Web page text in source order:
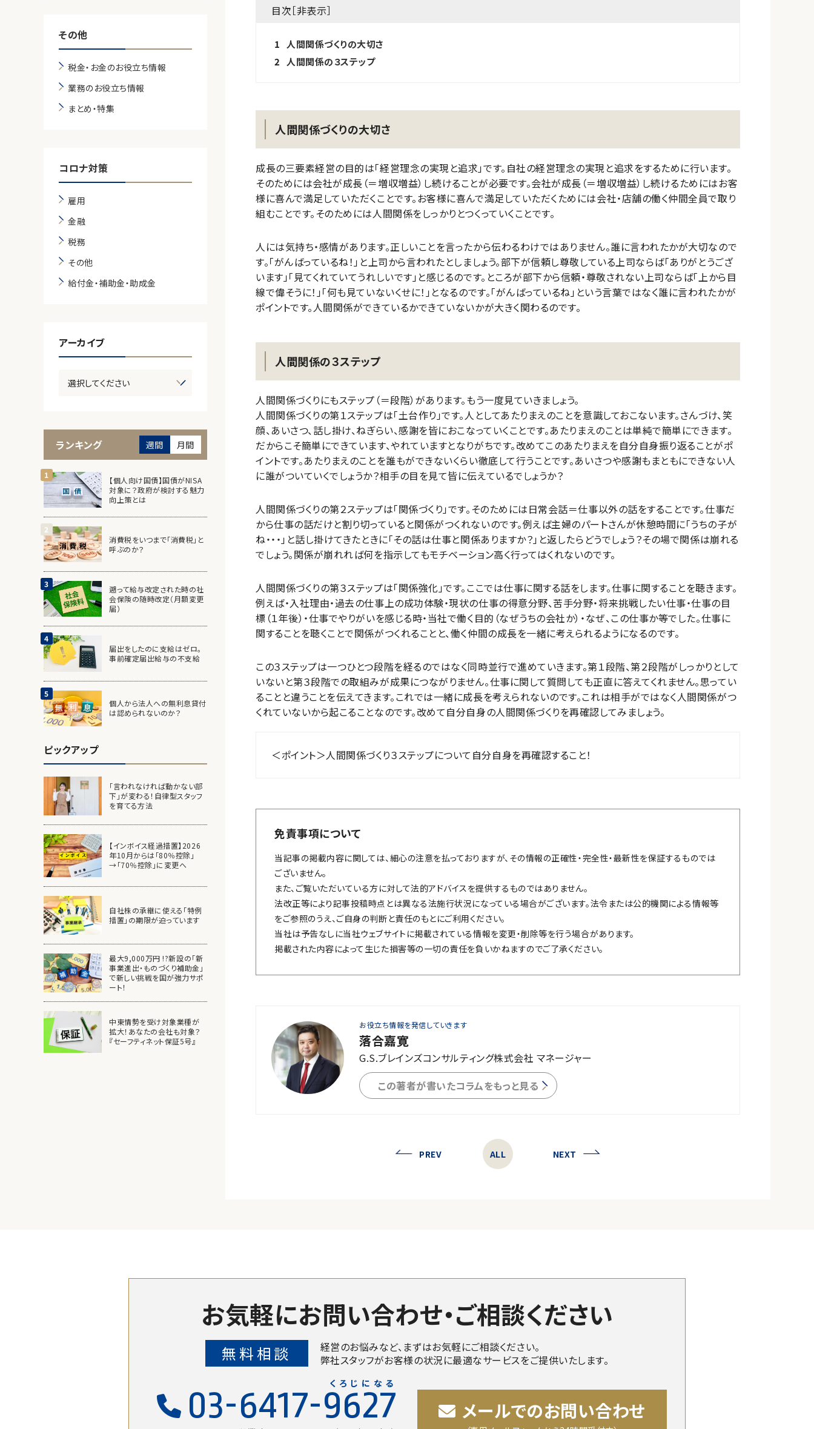
目次［非表示］
1
人間関係づくりの大切さ
2
人間関係の３ステップ
人間関係づくりの大切さ
成長の三要素経営の目的は「経営理念の実現と追求」です。自社の経営理念の実現と追求をするために行います。
そのためには会社が成長（＝増収増益）し続けることが必要です。会社が成長（＝増収増益）し続けるためにはお客
様に喜んで満足していただくことです。お客様に喜んで満足していただくためには会社・店舗の働く仲間全員で取り
組むことです。そのためには人間関係をしっかりとつくっていくことです。
人には気持ち・感情があります。正しいことを言ったから伝わるわけではありません。誰に言われたかが大切なので
す。「がんばっているね！」と上司から言われたとしましょう。部下が信頼し尊敬している上司ならば「ありがとうござ
います」「見てくれていてうれしいです」と感じるのです。ところが部下から信頼・尊敬されない上司ならば「上から目
線で偉そうに！」「何も見ていないくせに！」となるのです。「がんばっているね」という言葉ではなく誰に言われたかが
ポイントです。人間関係ができているかできていないかが大きく関わるのです。
人間関係の３ステップ
人間関係づくりにもステップ（＝段階）があります。もう一度見ていきましょう。
人間関係づくりの第１ステップは「土台作り」です。人としてあたりまえのことを意識しておこないます。さんづけ、笑
顔、あいさつ、話し掛け、ねぎらい、感謝を皆におこなっていくことです。あたりまえのことは単純で簡単にできます。
だからこそ簡単にできています、やれていますとなりがちです。改めてこのあたりまえを自分自身振り返ることがポ
イントです。あたりまえのことを誰もができないくらい徹底して行うことです。あいさつや感謝もまともにできない人
に誰がついていくでしょうか？相手の目を見て皆に伝えているでしょうか？
人間関係づくりの第２ステップは「関係づくり」です。そのためには日常会話＝仕事以外の話をすることです。仕事だ
から仕事の話だけと割り切っていると関係がつくれないのです。例えば主婦のパートさんが休憩時間に「うちの子が
ね・・・」と話し掛けてきたときに「その話は仕事と関係ありますか？」と返したらどうでしょう？その場で関係は崩れる
でしょう。関係が崩れれば何を指示してもモチベーション高く行ってはくれないのです。
人間関係づくりの第３ステップは「関係強化」です。ここでは仕事に関する話をします。仕事に関することを聴きます。
例えば・入社理由・過去の仕事上の成功体験・現状の仕事の得意分野、苦手分野・将来挑戦したい仕事・仕事の目
標（１年後）・仕事でやりがいを感じる時・当社で働く目的（なぜうちの会社か）・なぜ、この仕事か等でした。仕事に
関することを聴くことで関係がつくれることと、働く仲間の成長を一緒に考えられるようになるのです。
この３ステップは一つひとつ段階を経るのではなく同時並行で進めていきます。第１段階、第２段階がしっかりとして
いないと第３段階での取組みが成果につながりません。仕事に関して質問しても正直に答えてくれません。思ってい
ることと違うことを伝えてきます。これでは一緒に成長を考えられないのです。これは相手がではなく人間関係がつ
くれていないから起こることなのです。改めて自分自身の人間関係づくりを再確認してみましょう。
＜ポイント＞人間関係づくり３ステップについて自分自身を再確認すること！
免責事項について
当記事の掲載内容に関しては、細心の注意を払っておりますが、その情報の正確性・完全性・最新性を保証するものでは
ございません。
また、ご覧いただいている方に対して法的アドバイスを提供するものではありません。
法改正等により記事投稿時点とは異なる法施行状況になっている場合がございます。法令または公的機関による情報等
をご参照のうえ、ご自身の判断と責任のもとにご利用ください。
当社は予告なしに当社ウェブサイトに掲載されている情報を変更・削除等を行う場合があります。
掲載された内容によって生じた損害等の一切の責任を負いかねますのでご了承ください。
お役立ち情報を発信していきます
落合嘉寛
G.S.ブレインズコンサルティング株式会社 マネージャー
この著者が書いたコラムをもっと見る
PREV ALL NEXT
その他
税金・お金のお役立ち情報
業務のお役立ち情報
まとめ・特集
コロナ対策
雇用
金融
税務
その他
給付金・補助金・助成金
アーカイブ
ランキング 週間 月間
【個人向け国債】国債がNISA
対象に？政府が検討する魅力
向上策とは
消費税をいつまで「消費税」と
呼ぶのか？
遡って給与改定された時の社
会保険の随時改定（月額変更
届）
届出をしたのに支給はゼロ。
事前確定届出給与の不支給
個人から法人への無利息貸付
は認められないのか？
ピックアップ
「言われなければ動かない部
下」が変わる！自律型スタッフ
を育てる方法
【インボイス経過措置】2026
年10月からは「80％控除」
→「70％控除」に変更へ
自社株の承継に使える「特例
措置」の期限が迫っています
最大9,000万円 !?新設の「新
事業進出・ものづくり補助金」
で新しい挑戦を国が強力サポ
ート！
中東情勢を受け対象業種が
拡大！あなたの会社も対象？
『セーフティネット保証5号』
お気軽にお問い合わせ・ご相談ください
無料相談
経営のお悩みなど、まずはお気軽にご相談ください。
弊社スタッフがお客様の状況に最適なサービスをご提供いたします。
03-6417-9627
くろじになる
メールでのお問い合わせ